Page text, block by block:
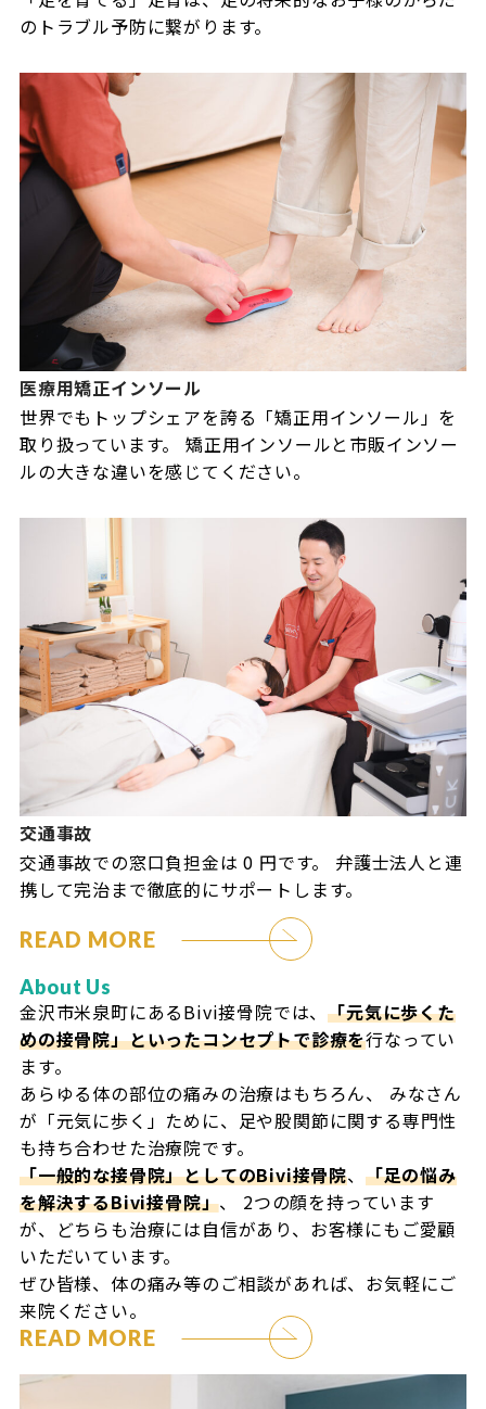
のトラブル予防に繋がります。
医療用矯正インソール
世界でもトップシェアを誇る「矯正用インソール」を
取り扱っています。 矯正用インソールと市販インソー
ルの大きな違いを感じてください。
交通事故
交通事故での窓口負担金は 0 円です。 弁護士法人と連
携して完治まで徹底的にサポートします。
READ MORE
About Us
金沢市米泉町にあるBivi接骨院では、「元気に歩くた
めの接骨院」といったコンセプトで診療を行なってい
ます。
あらゆる体の部位の痛みの治療はもちろん、
みなさん
が「元気に歩く」ために、足や股関節に関する専門性
も持ち合わせた治療院です。
「一般的な接骨院」としてのBivi接骨院、 「足の悩み
を解決するBivi接骨院」、
2つの顔を持っています
が、どちらも治療には自信があり、お客様にもご愛顧
いただいています。
ぜひ皆様、体の痛み等のご相談があれば、お気軽にご
来院ください。
READ MORE